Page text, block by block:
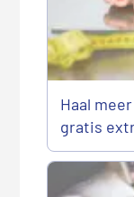
Haal
gratis